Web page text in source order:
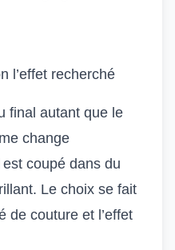
l’effet recherché
final autant que le
change
coupé dans du
Le choix se fait
de couture et l’effet